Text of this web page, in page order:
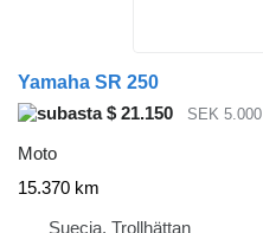
Yamaha SR 250
$ 21.150
SEK 5.000
Moto
15.370 km
Suecia, Trollhättan